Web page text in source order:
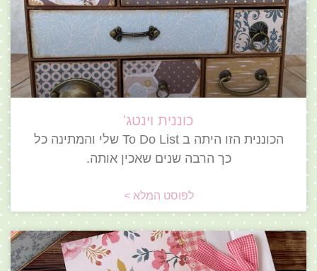
כוננית וינטג'
הכוננית הזו היתה ב To Do List שלי והמתינה כל
כך הרבה שנים שאכין אותה.
לפוסט המלא >